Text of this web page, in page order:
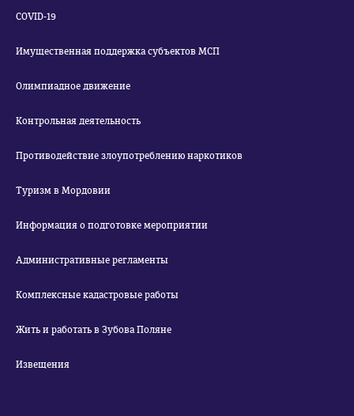
COVID-19
Имущественная поддержка субъектов МСП
Олимпиадное движение
Контрольная деятельность
Противодействие злоупотреблению наркотиков
Туризм в Мордовии
Информация о подготовке мероприятии
Административные регламенты
Комплексные кадастровые работы
Жить и работать в Зубова Поляне
Извещения